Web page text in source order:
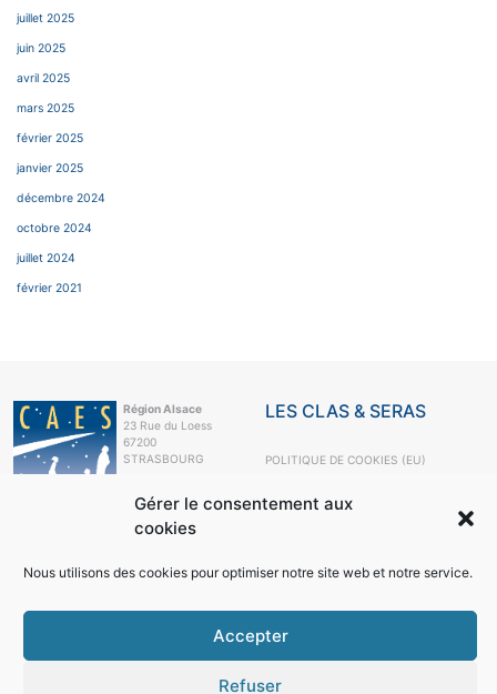
Gérer le consentement aux
cookies
Nous utilisons des cookies pour optimiser notre site web et notre service.
Accepter
Refuser
juillet 2025
juin 2025
avril 2025
mars 2025
février 2025
janvier 2025
décembre 2024
octobre 2024
juillet 2024
février 2021
Région Alsace
23 Rue du Loess
67200
STRASBOURG
+33 3 88 10 63
LES CLAS & SERAS
POLITIQUE DE COOKIES (EU)
RÉSEAUX SOCIAUX